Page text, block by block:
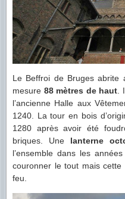
Le Beffroi de Bruges abrite
mesure 88 mètres de haut
l’ancienne Halle aux
1240. La tour en bois
1280 après avoir été
briques. Une lanterne
l’ensemble dans les
couronner le tout mais cette
feu.